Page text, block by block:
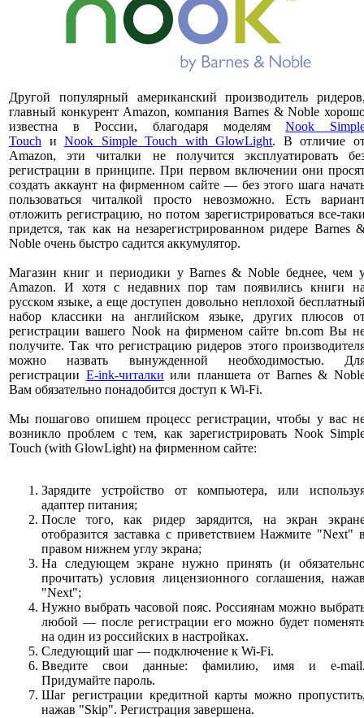
Другой популярный американский производитель
главный конкурент Amazon, компания Barnes & Noble
известна в России, благодаря моделямNook
Touch иNook Simple Touch with GlowLight. В отличие
Amazon, эти читалки не получится эксплуатировать
регистрации в принципе. При первом включении они
создать аккаунт на фирменном сайте — без этого шага
пользоваться читалкой просто невозможно. Есть
отложить регистрацию, но потом зарегистрироваться все-
придется, так как на незарегистрированном ридере Barnes
Noble очень быстро садится аккумулятор.
Магазин книг и периодики у Barnes & Noble беднее, чем
Amazon. И хотя с недавних пор там появились книги
русском языке, а еще доступен довольно неплохой
набор классики на английском языке, других плюсов
регистрации вашего Nook на фирменом сайте bn.com Вы
получите. Так что регистрацию ридеров этого
можно назвать вынужденной необходимостью.
регистрации E-ink-читалки или планшета от Barnes &
Вам обязательно понадобится доступ к Wi-Fi.
Мы пошагово опишем процесс регистрации, чтобы у вас
возникло проблем с тем, как зарегистрировать Nook
Touch (with GlowLight) на фирменном сайте:
Зарядите устройство от компьютера, или
адаптер питания;
После того, как ридер зарядится, на экран
отобразится заставка с приветствием Нажмите "Next"
правом нижнем углу экрана;
На следующем экране нужно принять (и
прочитать) условия лицензионного соглашения,
"Next";
Нужно выбрать часовой пояс. Россиянам можно
любой — после регистрации его можно будет
на один из российских в настройках.
Следующий шаг — подключение к Wi-Fi.
Введите свои данные: фамилию, имя и e-
Придумайте пароль.
Шаг регистрации кредитной карты можно
нажав "Skip". Регистрация завершена.